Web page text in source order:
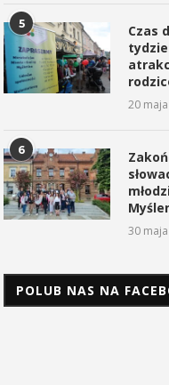
5
Czas
20
6
30
POLUB NAS NA